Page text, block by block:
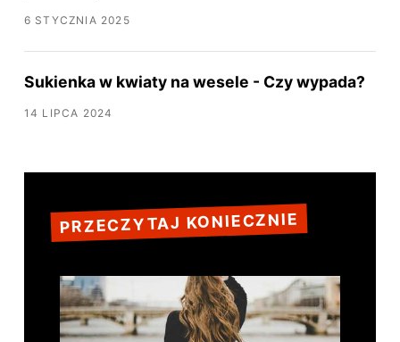
6 STYCZNIA 2025
Sukienka w kwiaty na wesele - Czy wypada?
14 LIPCA 2024
PRZECZYTAJ KONIECZNIE